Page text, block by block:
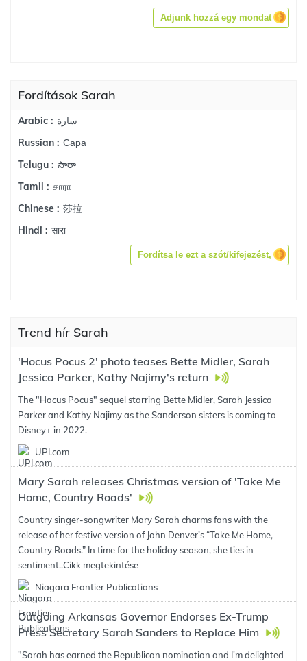
Adjunk hozzá egy mondat
Fordítások Sarah
Arabic : سارة
Russian : Сара
Telugu : సారా
Tamil : சாரா
Chinese : 莎拉
Hindi : सारा
Fordítsa le ezt a szót/kifejezést,
Trend hír Sarah
'Hocus Pocus 2' photo teases Bette Midler, Sarah
Jessica Parker, Kathy Najimy's return
The "Hocus Pocus" sequel starring Bette Midler, Sarah Jessica
Parker and Kathy Najimy as the Sanderson sisters is coming to
Disney+ in 2022.
UPI.com
Mary Sarah releases Christmas version of 'Take Me
Home, Country Roads'
Country singer-songwriter Mary Sarah charms fans with the
release of her festive version of John Denver’s “Take Me Home,
Country Roads.” In time for the holiday season, she ties in
sentiment..Cikk megtekintése
Niagara Frontier Publications
Outgoing Arkansas Governor Endorses Ex-Trump
Press Secretary Sarah Sanders to Replace Him
"Sarah has earned the Republican nomination and I'm delighted